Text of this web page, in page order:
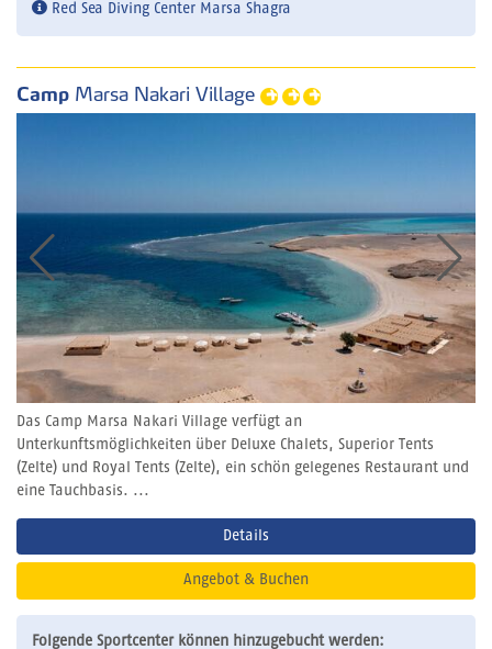
Red Sea Diving Center Marsa Shagra
Camp Marsa Nakari Village
Das Camp Marsa Nakari Village verfügt an
Unterkunftsmöglichkeiten über Deluxe Chalets, Superior Tents
(Zelte) und Royal Tents (Zelte), ein schön gelegenes Restaurant und
eine Tauchbasis. ...
Details
Angebot & Buchen
Folgende Sportcenter können hinzugebucht werden: